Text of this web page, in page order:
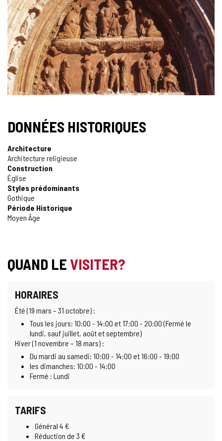
DONNÉES HISTORIQUES
Architecture
Architecture religieuse
Construction
Église
Styles prédominants
Gothique
Période Historique
Moyen Âge
QUAND LE VISITER?
HORAIRES
Été (19 mars – 31 octobre) :
Tous les jours: 10:00 - 14:00 et 17:00 - 20:00 (Fermé le
lundi, sauf juillet, août et septembre)
Hiver (1 novembre – 18 mars) :
Du mardi au samedi: 10:00 - 14:00 et 16:00 - 19:00
les dimanches: 10:00 - 14:00
Fermé : Lundi
TARIFS
Général 4 €
Réduction de 3 €